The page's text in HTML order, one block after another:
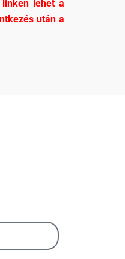
lehet a
után a